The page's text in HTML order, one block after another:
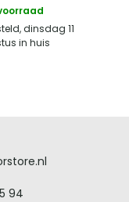
dinsdag 11
in huis
94